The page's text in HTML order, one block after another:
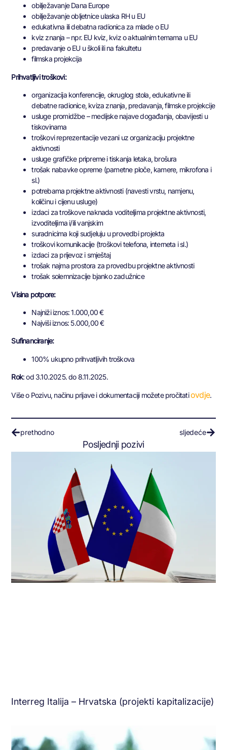
obilježavanje Dana Europe
obilježavanje obljetnice ulaska RH u EU
edukativna ili debatna radionica za mlade o EU
kviz znanja – npr. EU kviz, kviz o aktualnim temama u EU
predavanje o EU u školi ili na fakultetu
filmska projekcija
Prihvatljivi troškovi:
organizacija konferencije, okruglog stola, edukativne ili
debatne radionice, kviza znanja, predavanja, filmske projekcije
usluge promidžbe – medijske najave događanja, obavijesti u
tiskovinama
troškovi reprezentacije vezani uz organizaciju projektne
aktivnosti
usluge grafičke pripreme i tiskanja letaka, brošura
trošak nabavke opreme (pametne ploče, kamere, mikrofona i
sl.)
potrebama projektne aktivnosti (navesti vrstu, namjenu,
količinu i cijenu usluge)
izdaci za troškove naknada voditeljima projektne aktivnosti,
izvoditeljima i/ili vanjskim
suradnicima koji sudjeluju u provedbi projekta
troškovi komunikacije (troškovi telefona, interneta i sl.)
izdaci za prijevoz i smještaj
trošak najma prostora za provedbu projektne aktivnosti
trošak solemnizacije bjanko zadužnice
Visina potpore:
Najniži iznos: 1.000,00 €
Najviši iznos: 5.000,00 €
Sufinanciranje:
100% ukupno prihvatljivih troškova
Rok: od 3.10.2025. do 8.11.2025.
Više o Pozivu, načinu prijave i dokumentaciji možete pročitatiovdje.
prethodno sljedeće
Posljednji pozivi
Interreg Italija – Hrvatska (projekti kapitalizacije)